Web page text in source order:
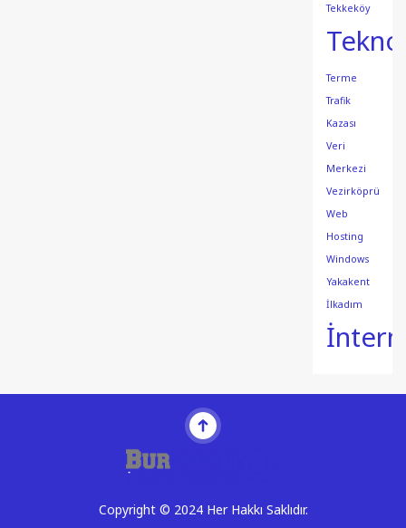
Tekkeköy
Terme
Trafik
Kazası
Veri
Merkezi
Vezirköprü
Web
Hosting
Windows
Yakakent
İlkadım
Copyright © 2024 Her Hakkı Saklıdır.